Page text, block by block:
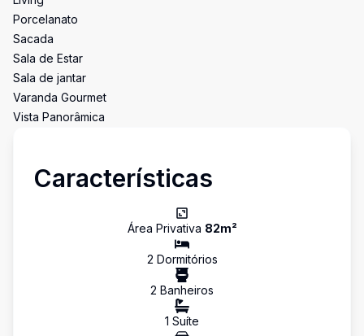
Porcelanato
Sacada
Sala de Estar
Sala de jantar
Varanda Gourmet
Vista Panorâmica
Características
Área Privativa 82m²
2 Dormitórios
2 Banheiros
1 Suíte